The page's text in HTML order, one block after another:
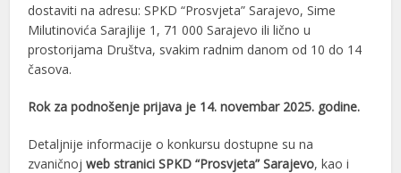
dostaviti na adresu: SPKD “Prosvjeta” Sarajevo, Sime
Milutinovića Sarajlije 1, 71 000 Sarajevo ili lično u
prostorijama Društva, svakim radnim danom od 10 do 14
časova.
Rok za podnošenje prijava je 14. novembar 2025. godine.
Detaljnije informacije o konkursu dostupne su na
zvaničnojweb stranici SPKD “Prosvjeta” Sarajevo, kao i